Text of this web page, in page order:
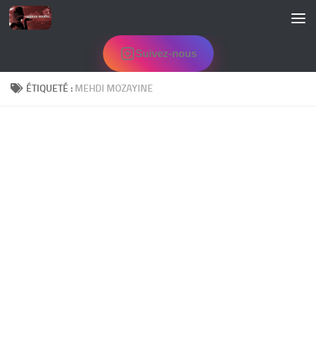
Skip to content
Suivez-nous
ÉTIQUETÉ : MEHDI MOZAYINE